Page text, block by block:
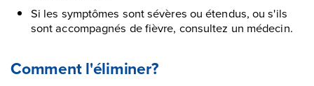
Si les symptômes sont sévères ou étendus, ou s'ils
sont accompagnés de fièvre, consultez un médecin.
Comment l'éliminer?